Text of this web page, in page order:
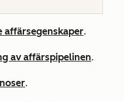
affärsegenskaper.
av affärspipelinen.
.